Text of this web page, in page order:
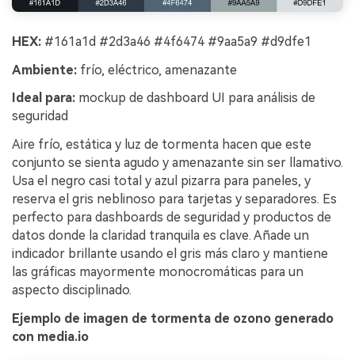
HEX: #161a1d #2d3a46 #4f6474 #9aa5a9 #d9dfe1
Ambiente: frío, eléctrico, amenazante
Ideal para: mockup de dashboard UI para análisis de
seguridad
Aire frío, estática y luz de tormenta hacen que este
conjunto se sienta agudo y amenazante sin ser llamativo.
Usa el negro casi total y azul pizarra para paneles, y
reserva el gris neblinoso para tarjetas y separadores. Es
perfecto para dashboards de seguridad y productos de
datos donde la claridad tranquila es clave. Añade un
indicador brillante usando el gris más claro y mantiene
las gráficas mayormente monocromáticas para un
aspecto disciplinado.
Ejemplo de imagen de tormenta de ozono generado
con media.io